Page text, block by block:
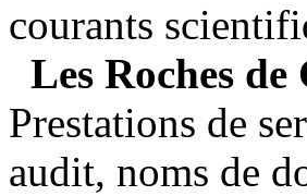
courants
Les Roches
Prestations de
audit, noms de